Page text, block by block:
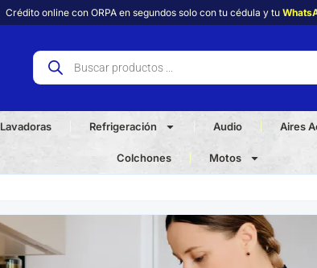
Crédito online con ORPA en segundos solo con tu cédula y tu
Lavadoras Refrigeración Audio Aires
Colchones Motos